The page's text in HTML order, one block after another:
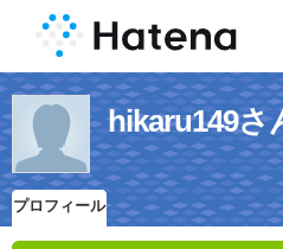
hikaru149さ
プロフィール